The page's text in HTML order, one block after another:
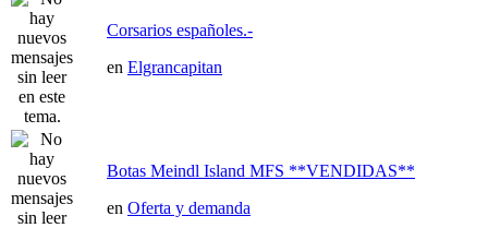
Corsarios españoles.-
en Elgrancapitan
Botas Meindl Island MFS **VENDIDAS**
en Oferta y demanda